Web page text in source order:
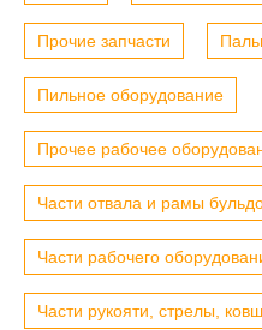
Прочие запчасти
Пильное оборудование
Прочее рабочее
Части отвала и рамы
Части рабочего
Части рукояти, стрелы,